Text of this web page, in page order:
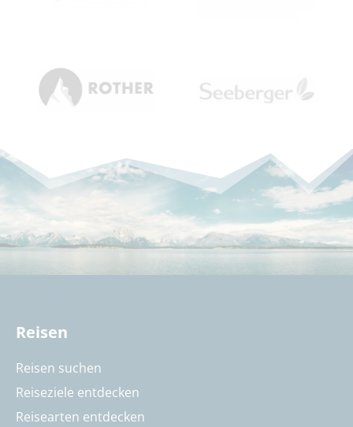
Reisen
Reisen suchen
Reiseziele entdecken
Reisearten entdecken